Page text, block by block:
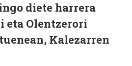
diete harrera
eta Olentzerori
Kalezarren